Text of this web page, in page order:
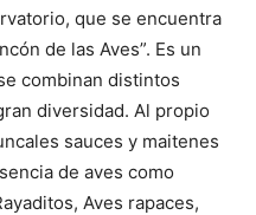
que se encuentra
de las Aves”. Es un
combinan distintos
diversidad. Al propio
sauces y maitenes
de aves como
Aves rapaces,